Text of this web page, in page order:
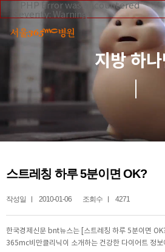
A PHP Error was encountered
Severity: Warning
Message: Invalid argument
Filename: _inc/header_body.php
Line Number: 108
Backtrace:
/home/suction/public_html/
Line: 108
Function: _error_handler
/home/suction/public_html/
Function: include
File:
/home/suction/public_html/
File:
/home/suction/public_html/
Function: view_print
File: /home/suction/public_html/
Line: 327
본문 바로가기
지방 하
스트레칭 하루 5분이면 OK?
작성일 2010-01-06 조회수 4271
한국경제신문 bnt뉴스는 [스트레칭 하루 5분이면
365mc비만클리닉이 소개하는 건강한 다이어트 정보